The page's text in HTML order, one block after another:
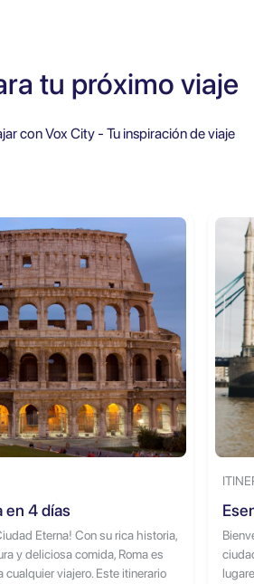
tu próximo viaje
con Vox City - Tu inspiración de viaje
en 4 días
Eterna! Con su rica historia,
y deliciosa comida, Roma es
viajero. Este itinerario